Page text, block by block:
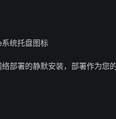
统托盘图标
部署的静默安装，部署作为您